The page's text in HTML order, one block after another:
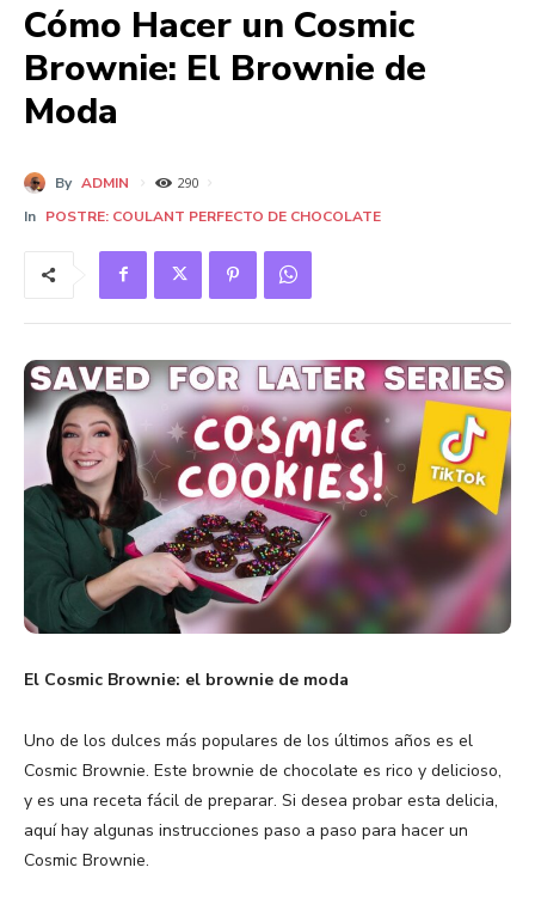
Cómo Hacer un Cosmic
Brownie: El Brownie de
Moda
By ADMIN 290
In POSTRE: COULANT PERFECTO DE CHOCOLATE
El Cosmic Brownie: el brownie de moda
Uno de los dulces más populares de los últimos años es el
Cosmic Brownie. Este brownie de chocolate es rico y delicioso,
y es una receta fácil de preparar. Si desea probar esta delicia,
aquí hay algunas instrucciones paso a paso para hacer un
Cosmic Brownie.